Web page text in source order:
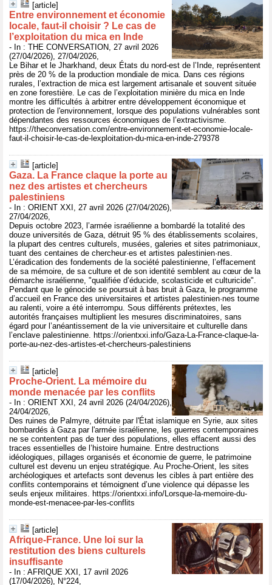
[article]
Entre environnement et économie
locale, faut‑il choisir ? Le cas de
l’exploitation du mica en Inde
- In : THE CONVERSATION, 27 avril 2026
(27/04/2026), 27/04/2026,
Le Bihar et le Jharkhand, deux États du nord-est de l’Inde, représentent
près de 20 % de la production mondiale de mica. Dans ces régions
rurales, l’extraction de mica est largement artisanale et souvent située
en zone forestière. Le cas de l’exploitation minière du mica en Inde
montre les difficultés à arbitrer entre développement économique et
protection de l'environnement, lorsque des populations vulnérables sont
dépendantes des ressources économiques de l’extractivisme.
https://theconversation.com/entre-environnement-et-economie-locale-
faut-il-choisir-le-cas-de-lexploitation-du-mica-en-inde-279378
[article]
Gaza. La France claque la porte au
nez des artistes et chercheurs
palestiniens
- In : ORIENT XXI, 27 avril 2026 (27/04/2026),
27/04/2026,
Depuis octobre 2023, l’armée israélienne a bombardé la totalité des
douze universités de Gaza, détruit 95 % des établissements scolaires,
la plupart des centres culturels, musées, galeries et sites patrimoniaux,
tuant des centaines de chercheur·es et artistes palestinien·nes.
L’éradication des fondements de la société palestinienne, l’effacement
de sa mémoire, de sa culture et de son identité semblent au cœur de la
démarche israélienne, "qualifiée d’éducide, scolasticide et culturicide".
Pendant que le génocide se poursuit à bas bruit à Gaza, le programme
d’accueil en France des universitaires et artistes palestinien·nes tourne
au ralenti, voire a été interrompu. Sous différents prétextes, les
autorités françaises multiplient les mesures discriminatoires, sans
égard pour l’anéantissement de la vie universitaire et culturelle dans
l’enclave palestinienne. https://orientxxi.info/Gaza-La-France-claque-la-
porte-au-nez-des-artistes-et-chercheurs-palestiniens
[article]
Proche-Orient. La mémoire du
monde menacée par les conflits
- In : ORIENT XXI, 24 avril 2026 (24/04/2026),
24/04/2026,
Des ruines de Palmyre, détruite par l'État islamique en Syrie, aux sites
bombardés à Gaza par l'armée israélienne, les guerres contemporaines
ne se contentent pas de tuer des populations, elles effacent aussi des
traces essentielles de l’histoire humaine. Entre destructions
idéologiques, pillages organisés et économie de guerre, le patrimoine
culturel est devenu un enjeu stratégique. Au Proche-Orient, les sites
archéologiques et artefacts sont devenus les cibles à part entière des
conflits contemporains et témoignent d’une violence qui dépasse les
seuls enjeux militaires. https://orientxxi.info/Lorsque-la-memoire-du-
monde-est-menacee-par-les-conflits
[article]
Afrique-France. Une loi sur la
restitution des biens culturels
insuffisante
- In : AFRIQUE XXI, 17 avril 2026
(17/04/2026), N°224,